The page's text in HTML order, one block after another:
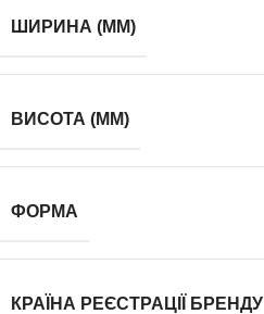
ШИРИНА (ММ)
ВИСОТА (ММ)
ФОРМА
КРАЇНА РЕЄСТРАЦІЇ БРЕНДУ